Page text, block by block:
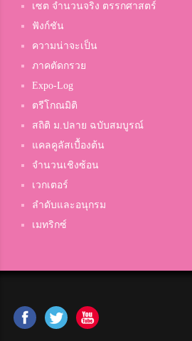
เซต จำนวนจริง ตรรกศาสตร์
ฟังก์ชัน
ความน่าจะเป็น
ภาคตัดกรวย
Expo-Log
ตรีโกณมิติ
สถิติ ม.ปลาย ฉบับสมบูรณ์
แคลคูลัสเบื้องต้น
จำนวนเชิงซ้อน
เวกเตอร์
ลำดับและอนุกรม
เมทริกซ์